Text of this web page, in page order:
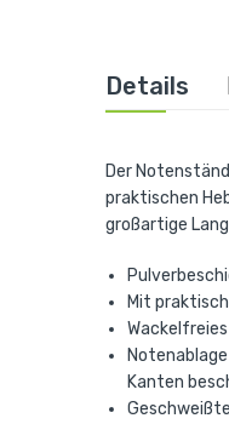
images
gallery
Details
Der
praktischen
großartige
Mit
Kanten